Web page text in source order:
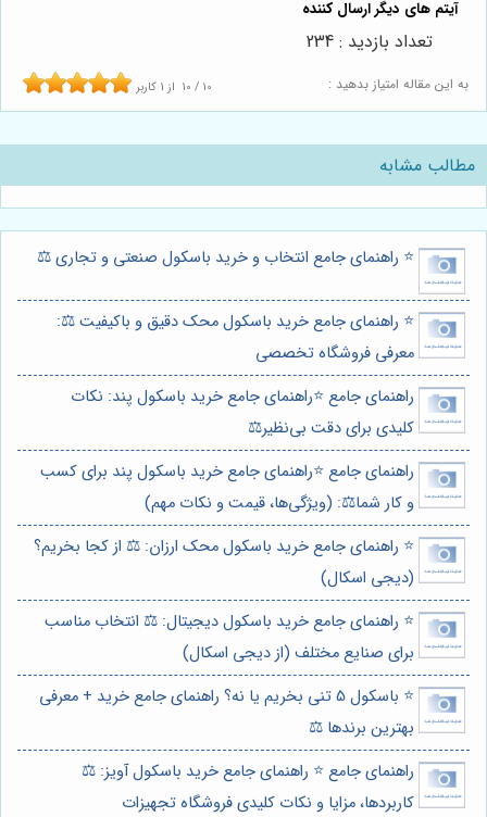
به این مقاله امتیاز بدهید : 10 / 10 از 1 کاربر
تعداد بازدید : 234
مطالب مشابه
⭐️ راهنمای جامع انتخاب و خرید باسکول صنعتی و تجاری ⚖️
⭐️ راهنمای جامع خرید باسکول محک دقیق و باکیفیت ⚖️:
معرفی فروشگاه تخصصی
راهنمای جامع ⭐️راهنمای جامع خرید باسکول پند: نکات
کلیدی برای دقت بی‌نظیر⚖️
راهنمای جامع ⭐️راهنمای جامع خرید باسکول پند برای کسب
و کار شما⚖️: (ویژگی‌ها، قیمت و نکات مهم)
⭐️ راهنمای جامع خرید باسکول محک ارزان: ⚖️ از کجا بخریم؟
(دیجی اسکال)
⭐️ راهنمای جامع خرید باسکول دیجیتال: ⚖️ انتخاب مناسب
برای صنایع مختلف (از دیجی اسکال)
⭐️ باسکول 5 تنی بخریم یا نه؟ راهنمای جامع خرید + معرفی
بهترین برندها ⚖️
راهنمای جامع ⭐️ راهنمای جامع خرید باسکول آویز: ⚖️
کاربردها، مزایا و نکات کلیدی فروشگاه تجهیزات